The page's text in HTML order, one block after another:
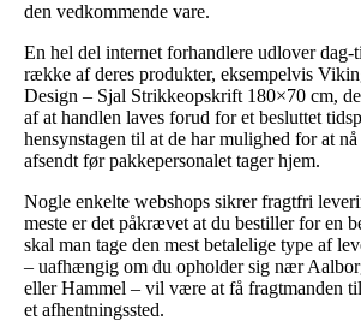
den vedkommende vare.
En hel del internet forhandlere udlover dag-
række af deres produkter, eksempelvis
Design – Sjal Strikkeopskrift 180×70 cm,
af at handlen laves forud for et besluttet
hensynstagen til at de har mulighed for at
afsendt før pakkepersonalet tager hjem.
Nogle enkelte webshops sikrer fragtfri
meste er det påkrævet at du bestiller for en
skal man tage den mest betalelige type af
– uafhængig om du opholder sig nær
eller Hammel – vil være at få fragtmanden
et afhentningssted.